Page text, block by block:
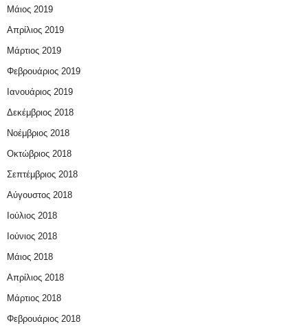
Μάιος 2019
Απρίλιος 2019
Μάρτιος 2019
Φεβρουάριος 2019
Ιανουάριος 2019
Δεκέμβριος 2018
Νοέμβριος 2018
Οκτώβριος 2018
Σεπτέμβριος 2018
Αύγουστος 2018
Ιούλιος 2018
Ιούνιος 2018
Μάιος 2018
Απρίλιος 2018
Μάρτιος 2018
Φεβρουάριος 2018